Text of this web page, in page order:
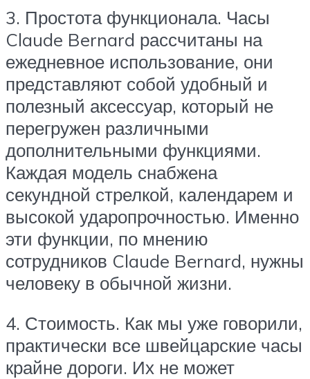
3. Простота функционала. Часы
Claude Bernard рассчитаны на
ежедневное использование, они
представляют собой удобный и
полезный аксессуар, который не
перегружен различными
дополнительными функциями.
Каждая модель снабжена
секундной стрелкой, календарем и
высокой ударопрочностью. Именно
эти функции, по мнению
сотрудников Claude Bernard, нужны
человеку в обычной жизни.
4. Стоимость. Как мы уже говорили,
практически все швейцарские часы
крайне дороги. Их не может